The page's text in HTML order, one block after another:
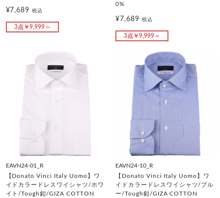
¥7,689税込
3点￥9,999～
0%
¥7,689 税込
3点￥9,999～
EAVN24-01_R
【Donato Vinci Italy Uomo】ワ
イドカラードレスワイシャツ/ホワ
イト/Tough釦/GIZA COTTON
EAVN24-10_R
【Donato Vinci Italy Uomo】ワ
イドカラードレスワイシャツ/ブル
ー/Tough釦/GIZA COTTON